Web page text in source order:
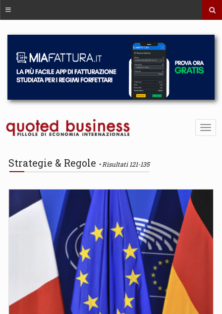
Strategie & Regole Risultati 121-135